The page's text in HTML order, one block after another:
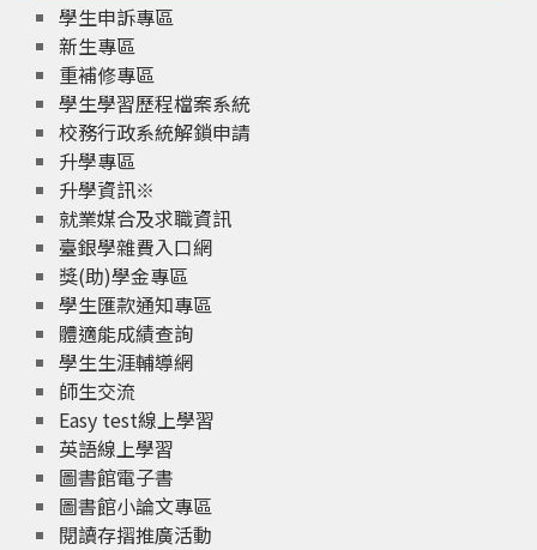
學生申訴專區
新生專區
重補修專區
學生學習歷程檔案系統
校務行政系統解鎖申請
升學專區
升學資訊※
就業媒合及求職資訊
臺銀學雜費入口網
獎(助)學金專區
學生匯款通知專區
體適能成績查詢
學生生涯輔導網
師生交流
Easy test線上學習
英語線上學習
圖書館電子書
圖書館小論文專區
閱讀存摺推廣活動